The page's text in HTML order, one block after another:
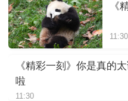
《
11:30
《精彩一刻》你是真的
啦
11:30